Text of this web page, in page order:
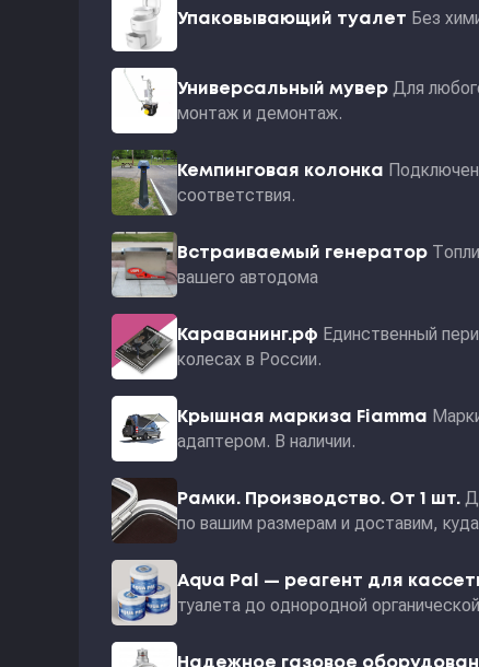
Упаковывающий туалет Без
Универсальный мувер Для
монтаж и демонтаж.
Кемпинговая колонка
соответствия.
Встраиваемый генератор
вашего автодома
Караванинг.рф Единственный
колесах в России.
Крышная маркиза Fiamma
адаптером. В наличии.
Рамки. Производство. От 1 шт.
по вашим размерам и доставим,
Aqua Pal — pеагент для
туалета до однородной
Надежное газовое